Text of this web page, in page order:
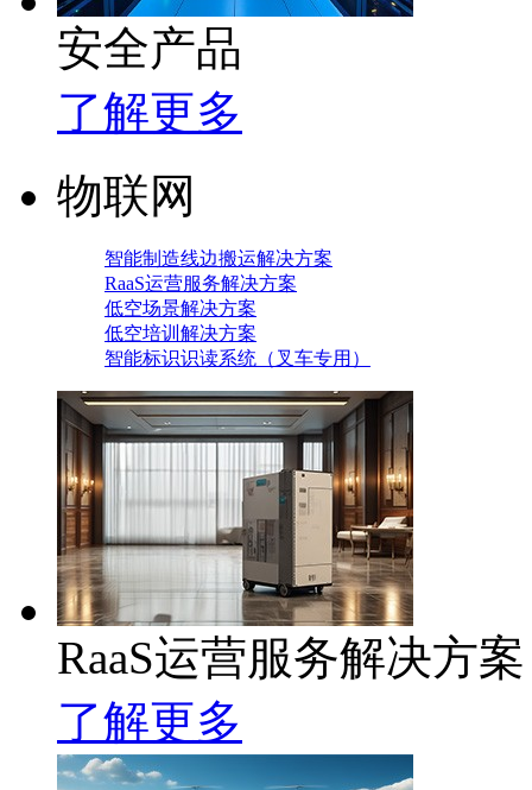
安全产品
了解更多
物联网
智能制造线边搬运解决方案
RaaS运营服务解决方案
低空场景解决方案
低空培训解决方案
智能标识识读系统（叉车专用）
RaaS运营服务解决方案
了解更多